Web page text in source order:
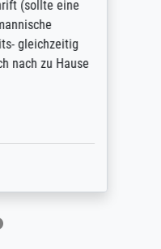
(sollte eine
gleichzeitig
nach zu Hause